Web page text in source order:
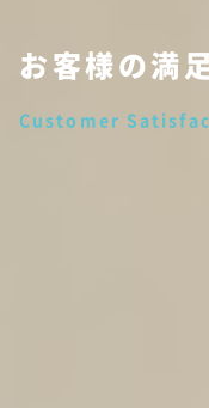
お客様の満
Customer